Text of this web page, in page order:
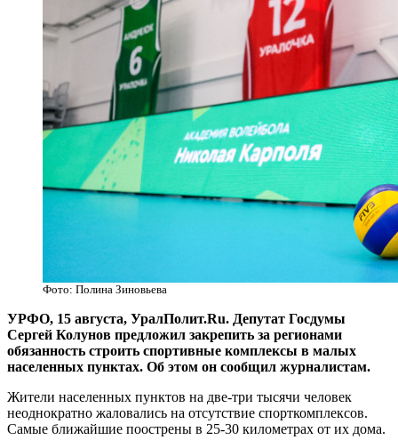
Фото: Полина Зиновьева
УРФО, 15 августа, УралПолит.Ru. Депутат Госдумы
Сергей Колунов предложил закрепить за регионами
обязанность строить спортивные комплексы в малых
населенных пунктах. Об этом он сообщил журналистам.
Жители населенных пунктов на две-три тысячи человек
неоднократно жаловались на отсутствие спорткомплексов.
Самые ближайшие поострены в 25-30 километрах от их дома.